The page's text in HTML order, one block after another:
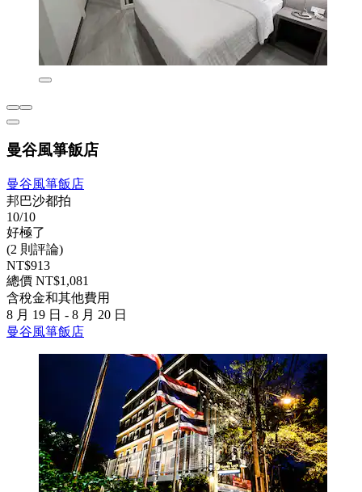
曼谷風箏飯店
曼谷風箏飯店
邦巴沙都拍
10/10
好極了
(2 則評論)
NT$913
總價 NT$1,081
含稅金和其他費用
8 月 19 日 - 8 月 20 日
曼谷風箏飯店